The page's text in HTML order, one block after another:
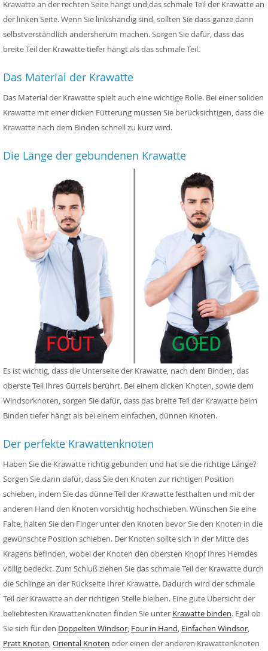
Krawatte an der rechten Seite hängt und das schmale Teil der Krawatte an
der linken Seite. Wenn Sie linkshändig sind, sollten Sie dass ganze dann
selbstverständlich andersherum machen. Sorgen Sie dafür, dass das
breite Teil der Krawatte tiefer hängt als das schmale Teil.
Das Material der Krawatte
Das Material der Krawatte spielt auch eine wichtige Rolle. Bei einer soliden
Krawatte mit einer dicken Fütterung müssen Sie berücksichtigen, dass die
Krawatte nach dem Binden schnell zu kurz wird.
Die Länge der gebundenen Krawatte
Es ist wichtig, dass die Unterseite der Krawatte, nach dem Binden, das
oberste Teil Ihres Gürtels berührt. Bei einem dicken Knoten, sowie dem
Windsorknoten, sorgen Sie dafür, dass das breite Teil der Krawatte beim
Binden tiefer hängt als bei einem einfachen, dünnen Knoten.
Der perfekte Krawattenknoten
Haben Sie die Krawatte richtig gebunden und hat sie die richtige Länge?
Sorgen Sie dann dafür, dass Sie den Knoten zur richtigen Position
schieben, indem Sie das dünne Teil der Krawatte festhalten und mit der
anderen Hand den Knoten vorsichtig hochschieben. Wünschen Sie eine
Falte, halten Sie den Finger unter den Knoten bevor Sie den Knoten in die
gewünschte Position schieben. Der Knoten sollte sich in der Mitte des
Kragens befinden, wobei der Knoten den obersten Knopf Ihres Hemdes
völlig bedeckt. Zum Schluß ziehen Sie das schmale Teil der Krawatte durch
die Schlinge an der Rückseite Ihrer Krawatte. Dadurch wird der schmale
Teil der Krawatte an der richtigen Stelle bleiben. Eine gute Übersicht der
beliebtesten Krawattenknoten finden Sie unter Krawatte binden. Egal ob
Sie sich für den Doppelten Windsor, Four in Hand, Einfachen Windsor,
Pratt Knoten,Oriental Knoten oder einen der anderen Krawattenknoten